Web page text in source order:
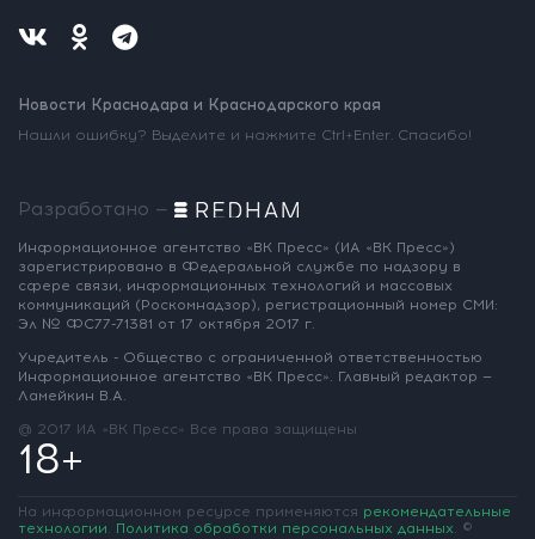
Новости Краснодара и Краснодарского края
Нашли ошибку? Выделите и нажмите Ctrl+Enter. Спасибо!
Разработано —
Информационное агентство «ВК Пресс» (ИА «ВК Пресс»)
зарегистрировано в Федеральной службе по надзору в
сфере связи, информационных технологий и массовых
коммуникаций (Роскомнадзор), регистрационный номер СМИ:
Эл № ФС77-71381 от 17 октября 2017 г.
Учредитель - Общество с ограниченной ответственностью
Информационное агентство «ВК Пресс». Главный редактор —
Ламейкин В.А.
@ 2017 ИА «ВК Пресс» Все права защищены
18+
На информационном ресурсе применяются рекомендательные
технологии. Политика обработки персональных данных. ©